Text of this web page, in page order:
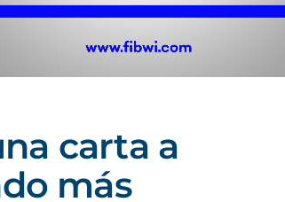
carta a
más